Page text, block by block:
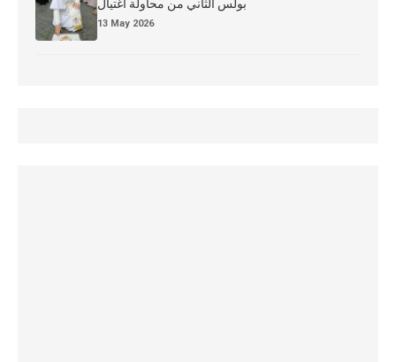
بولس الثاني من محاولة اغتيال
13 May 2026